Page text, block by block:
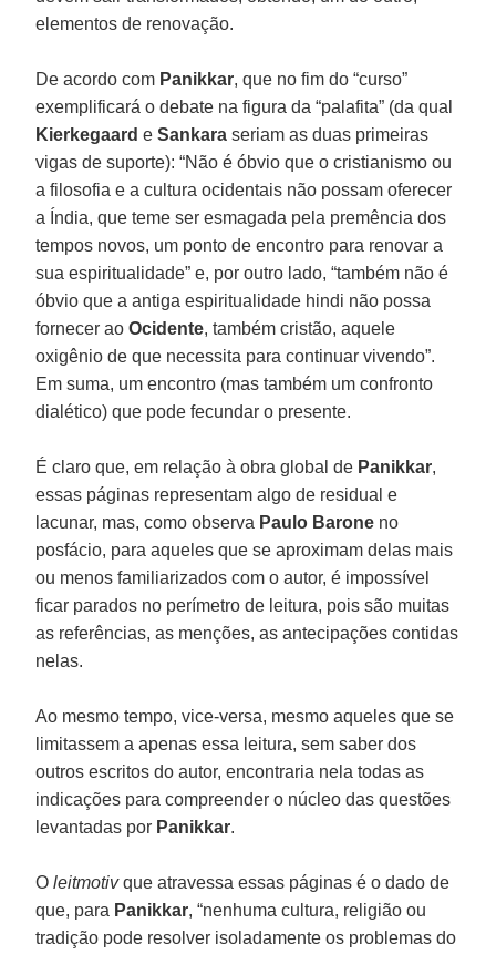
elementos de renovação.
De acordo com Panikkar, que no fim do “curso”
exemplificará o debate na figura da “palafita” (da qual
Kierkegaard eSankara seriam as duas primeiras
vigas de suporte): “Não é óbvio que o cristianismo ou
a filosofia e a cultura ocidentais não possam oferecer
a Índia, que teme ser esmagada pela premência dos
tempos novos, um ponto de encontro para renovar a
sua espiritualidade” e, por outro lado, “também não é
óbvio que a antiga espiritualidade hindi não possa
fornecer aoOcidente, também cristão, aquele
oxigênio de que necessita para continuar vivendo”.
Em suma, um encontro (mas também um confronto
dialético) que pode fecundar o presente.
É claro que, em relação à obra global de Panikkar,
essas páginas representam algo de residual e
lacunar, mas, como observa Paulo Barone no
posfácio, para aqueles que se aproximam delas mais
ou menos familiarizados com o autor, é impossível
ficar parados no perímetro de leitura, pois são muitas
as referências, as menções, as antecipações contidas
nelas.
Ao mesmo tempo, vice-versa, mesmo aqueles que se
limitassem a apenas essa leitura, sem saber dos
outros escritos do autor, encontraria nela todas as
indicações para compreender o núcleo das questões
levantadas por Panikkar.
Oleitmotivque atravessa essas páginas é o dado de
que, para Panikkar, “nenhuma cultura, religião ou
tradição pode resolver isoladamente os problemas do